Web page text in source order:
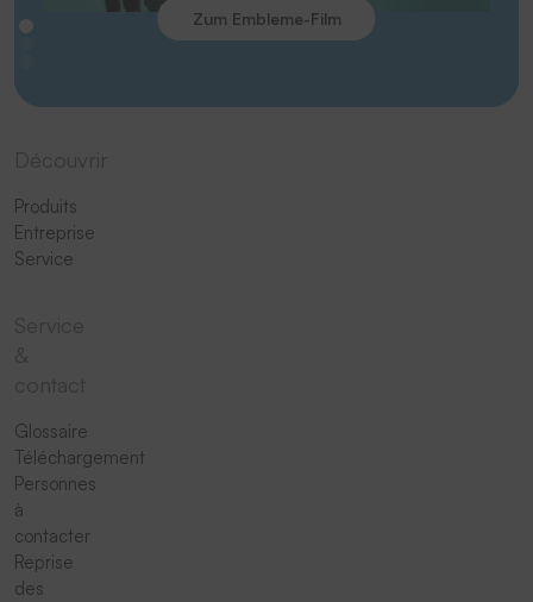
Zum Embleme-Film
Produits
Entreprise
Service
Glossaire
Téléchargement
Personnes
à
contacter
Reprise
des